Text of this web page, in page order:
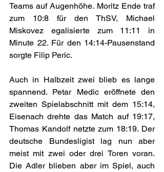
Teams auf Augenhöhe. Moritz Ende traf
zum 10:8 für den ThSV, Michael
Miskovez egalisierte zum 11:11 in
Minute 22. Für den 14:14-Pausenstand
sorgte Filip Peric.
Auch in Halbzeit zwei blieb es lange
spannend. Petar Medic eröffnete den
zweiten Spielabschnitt mit dem 15:14,
Eisenach drehte das Match auf 19:17,
Thomas Kandolf netzte zum 18:19. Der
deutsche Bundesligist lag nun aber
meist mit zwei oder drei Toren voran.
Die Adler blieben aber im Spiel, auch